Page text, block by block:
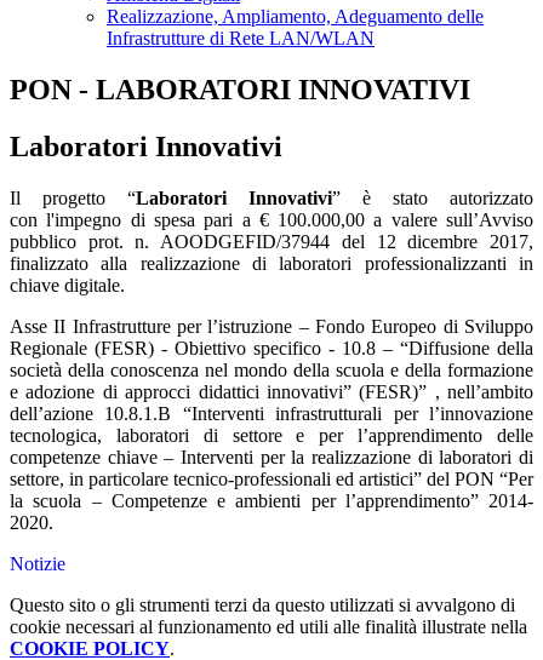
Realizzazione, Ampliamento, Adeguamento delle
Infrastrutture di Rete LAN/WLAN
PON - LABORATORI INNOVATIVI
Laboratori Innovativi
Il progetto “Laboratori Innovativi” è stato autorizzato
con l'impegno di spesa pari a € 100.000,00 a valere sull’Avviso
pubblico prot. n. AOODGEFID/37944 del 12 dicembre 2017,
finalizzato alla realizzazione di laboratori professionalizzanti in
chiave digitale.
Asse II Infrastrutture per l’istruzione – Fondo Europeo di Sviluppo
Regionale (FESR) - Obiettivo specifico - 10.8 – “Diffusione della
società della conoscenza nel mondo della scuola e della formazione
e adozione di approcci didattici innovativi” (FESR)” , nell’ambito
dell’azione 10.8.1.B “Interventi infrastrutturali per l’innovazione
tecnologica, laboratori di settore e per l’apprendimento delle
competenze chiave – Interventi per la realizzazione di laboratori di
settore, in particolare tecnico-professionali ed artistici” del PON “Per
la scuola – Competenze e ambienti per l’apprendimento” 2014-
2020.
Notizie
Questo sito o gli strumenti terzi da questo utilizzati si avvalgono di
cookie necessari al funzionamento ed utili alle finalità illustrate nella
COOKIE POLICY.